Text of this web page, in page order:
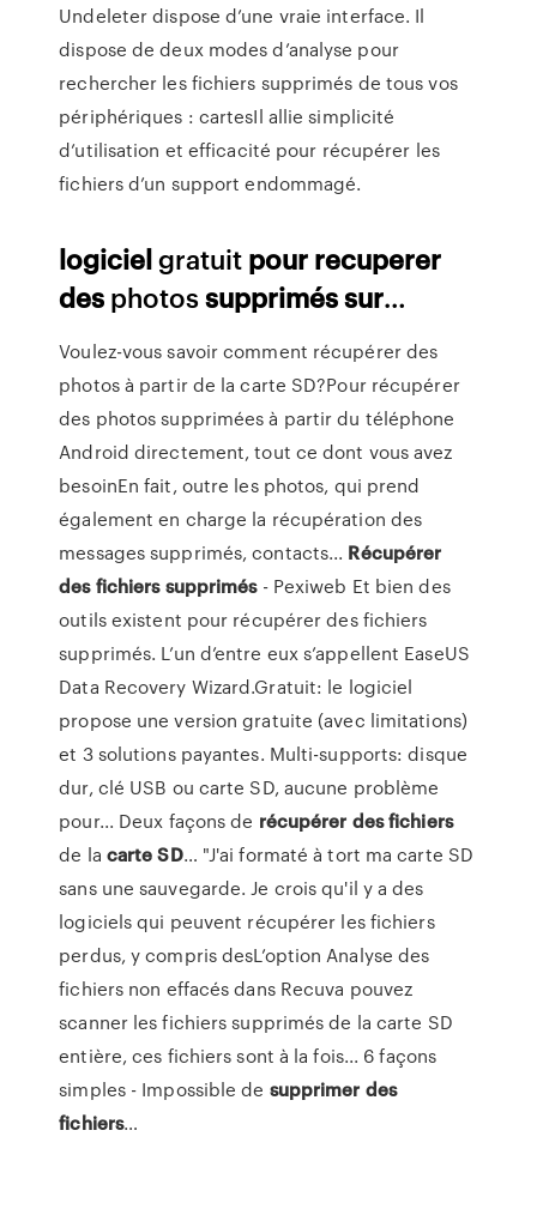
Undeleter dispose d’une vraie interface. Il
dispose de deux modes d’analyse pour
rechercher les fichiers supprimés de tous vos
périphériques : cartesIl allie simplicité
d’utilisation et efficacité pour récupérer les
fichiers d’un support endommagé.
logicielgratuit pour recuperer
des photossuppriméssur…
Voulez-vous savoir comment récupérer des
photos à partir de la carte SD?Pour récupérer
des photos supprimées à partir du téléphone
Android directement, tout ce dont vous avez
besoinEn fait, outre les photos, qui prend
également en charge la récupération des
messages supprimés, contacts... Récupérer
des fichiers supprimés- Pexiweb Et bien des
outils existent pour récupérer des fichiers
supprimés. L’un d’entre eux s’appellent EaseUS
Data Recovery Wizard.Gratuit: le logiciel
propose une version gratuite (avec limitations)
et 3 solutions payantes. Multi-supports: disque
dur, clé USB ou carte SD, aucune problème
pour... Deux façons de récupérer desfichiers
de la carte SD… "J'ai formaté à tort ma carte SD
sans une sauvegarde. Je crois qu'il y a des
logiciels qui peuvent récupérer les fichiers
perdus, y compris desL’option Analyse des
fichiers non effacés dans Recuva pouvez
scanner les fichiers supprimés de la carte SD
entière, ces fichiers sont à la fois... 6 façons
simples - Impossible de supprimer des
fichiers…